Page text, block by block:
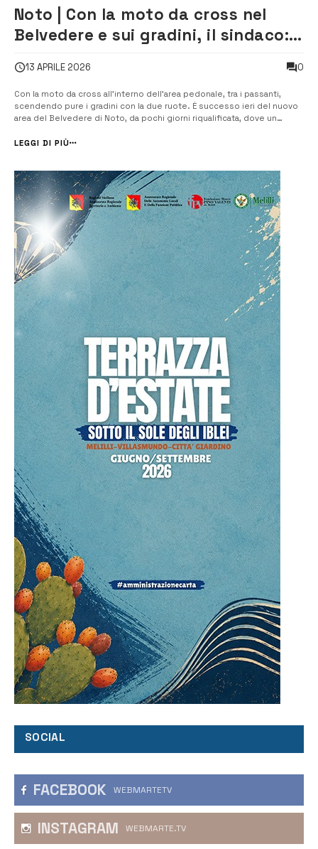
Noto | Con la moto da cross nel
Belvedere e sui gradini, il sindaco:
13 APRILE 2026 0
Con la moto da cross all’interno dell’area pedonale, tra i passanti,
scendendo pure i gradini con la due ruote. È successo ieri del nuovo
area del Belvedere di Noto, da pochi giorni riqualificata, dove un
sicurezza delle persone presenti, arrivando persino a scendere i
LEGGI DI PIÙ
SOCIAL
FACEBOOK WEBMARTETV
INSTAGRAM WEBMARTE.TV